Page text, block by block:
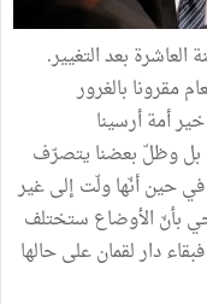
العاشرة بعد التغيير.
بالغرور
أمة أرسينا
بل وظلّ بعضنا يتصرّف
في حين أنّها ولّت إلى غير
بأنّ الأوضاع ستختلف
دار لقمان على حالها